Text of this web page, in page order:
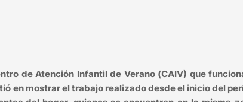
de Atención Infantil de Verano (CAIV) que
en mostrar el trabajo realizado desde el inicio del